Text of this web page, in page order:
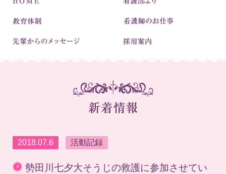
2018.07.6 活動記録
›
勢田川七夕大そうじの救護に参加させてい